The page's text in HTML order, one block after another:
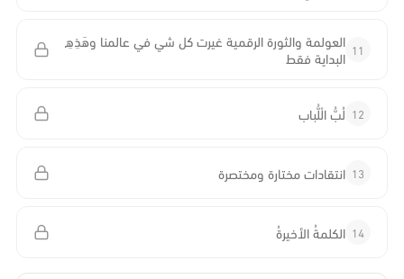
11 العولمة والثورة الرقمية غيرت كل شي في عالمنا وهَذِهِ
البداية فقط
12 لُبُّ الْلُّباب
13 انتقادات مختارة ومختصرة
14 الكلمةُ الأخيرةُ